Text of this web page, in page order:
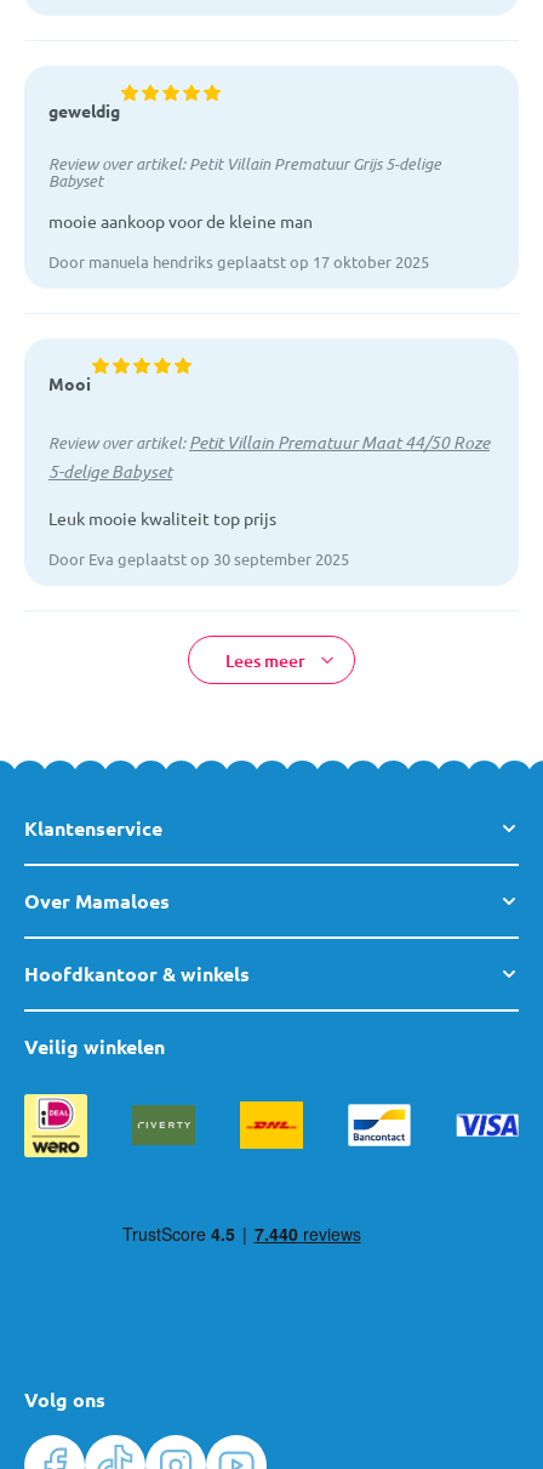
geweldig
Review over artikel:Petit Villain Prematuur Grijs 5-delige
Babyset
mooie aankoop voor de kleine man
Door manuela hendriks geplaatst op 17 oktober 2025
Mooi
Review over artikel:Petit Villain Prematuur Maat 44/50 Roze
5-delige Babyset
Leuk mooie kwaliteit top prijs
Door Eva geplaatst op 30 september 2025
Lees meer
Klantenservice
Over Mamaloes
Hoofdkantoor & winkels
Volg ons
Veilig winkelen